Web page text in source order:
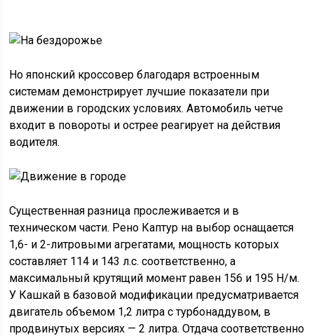
Но японский кроссовер благодаря встроенным
системам демонстрирует лучшие показатели при
движении в городских условиях. Автомобиль четче
входит в повороты и острее реагирует на действия
водителя.
Существенная разница прослеживается и в
техническом части. Рено Каптур на выбор оснащается
1,6- и 2-литровыми агрегатами, мощность которых
составляет 114 и 143 л.с. соответственно, а
максимальный крутящий момент равен 156 и 195 Н/м.
У Кашкай в базовой модификации предусматривается
двигатель объемом 1,2 литра с турбонаддувом, в
продвинутых версиях — 2 литра. Отдача соответственно